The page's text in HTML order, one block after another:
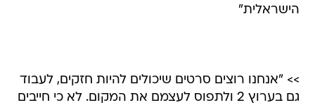
הישראלית"
>> "אנחנו רוצים סרטים שיכולים להיות חזקים, לעבוד
גם בערוץ 2 ולתפוס לעצמם את המקום. לא כי חייבים